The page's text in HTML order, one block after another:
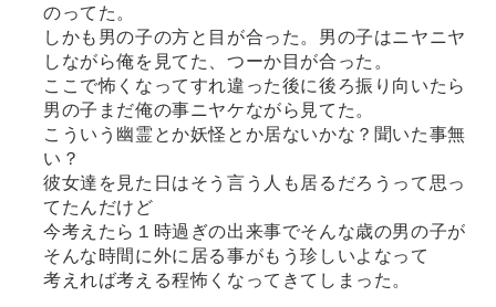
のってた。
しかも男の子の方と目が合った。男の子はニヤニヤ
しながら俺を見てた、つーか目が合った。
ここで怖くなってすれ違った後に後ろ振り向いたら
男の子まだ俺の事ニヤケながら見てた。
こういう幽霊とか妖怪とか居ないかな？聞いた事無
い？
彼女達を見た日はそう言う人も居るだろうって思っ
てたんだけど
今考えたら１時過ぎの出来事でそんな歳の男の子が
そんな時間に外に居る事がもう珍しいよなって
考えれば考える程怖くなってきてしまった。